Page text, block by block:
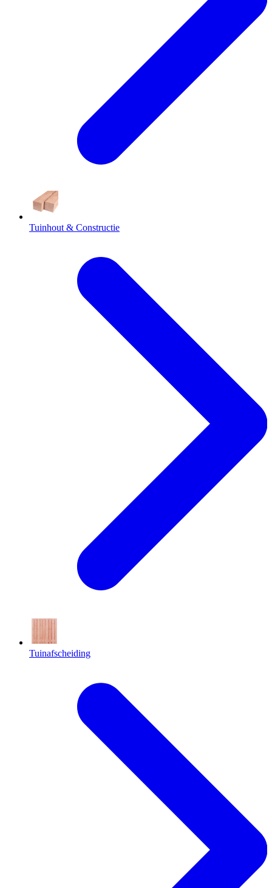
Tuinhout & Constructie
Tuinafscheiding